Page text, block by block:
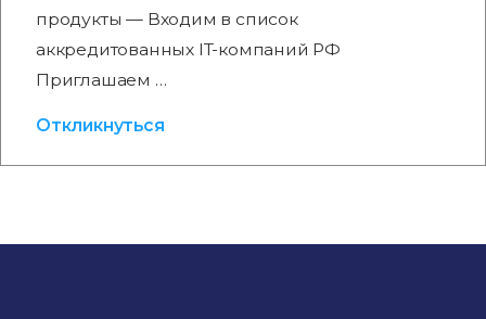
продукты — Входим в список
аккредитованных IT-компаний РФ
Приглашаем …
Откликнуться